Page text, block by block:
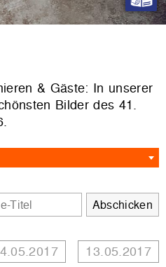
& Gäste: In unserer
Bilder des 41.
13.05.2017